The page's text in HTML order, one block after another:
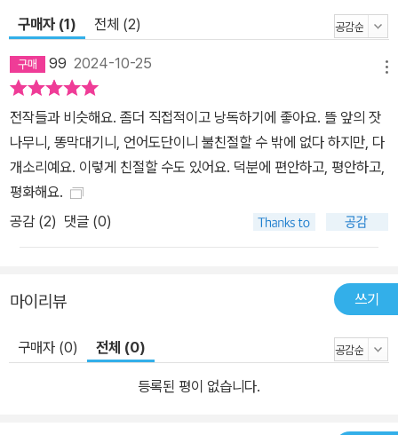
이다. 참된 자기를 깨닫고 평화로워지는 직접적인 길! 평소의 ‘직접 경
험’을 탐구하여 참된 자기를 알아차린다 우리의 참된 자기가 본래 무
한하고 영원하며 평화롭고 행복하다면, 어째서 우리는 참된 자기가
무엇인지 모른 채 불만족스럽게 살아가게 되었을까? 영화에 빠져서
그 배경에 있는 스크린을 보지 못하듯이, 경험의 내용에 빠져서 그 배
경에 있는, 그 한가운데에 있는 참된 자기를 간과하고 잊어버렸기 때
문이다. 리어왕을 연기하는 배우가 연극에 빠져서 리어왕을 자기 자
신이라 믿듯이, 이 몸과 자아를 진짜 자기 자신으로 믿게 되었기 때문
이다. “많은 경험을 하는 동안 우리는 참된 자기를 잃고 본연의 평화
해야 할까? 단순하다. 영화의 배경에 있는 스크린을 알아차리듯이,
경험들의 배후에 있는 참된 자기를 알아차리면 된다. 경험에서 얻은
한계들을 벗어 버리고, 참된 자기로 돌아오면 된다. 그런데 영화가 상
영되는 동안에는 스크린의 존재를 볼 수 없듯이, 참된 자기를 대상으
구매자 (1) 전체 (2)
99 2024-10-25
전작들과 비슷해요. 좀더 직접적이고 낭독하기에 좋아요. 뜰 앞의 잣
나무니, 똥막대기니, 언어도단이니 불친절할 수 밖에 없다 하지만, 다
개소리예요. 이렇게 친절할 수도 있어요. 덕분에 편안하고, 평안하고,
평화해요.
공감 (2) 댓글 (0)
마이리뷰 쓰기
구매자 (0) 전체 (0)
등록된 평이 없습니다.